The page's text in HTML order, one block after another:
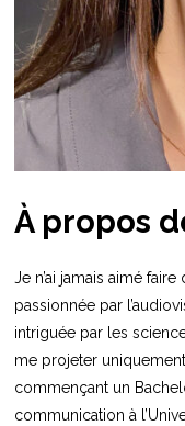
À propos
Je n’ai jamais aimé
passionnée par
intriguée par les
me projeter
commençant un
communication à